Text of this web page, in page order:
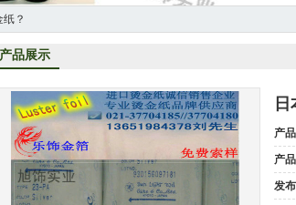
？
公司成为韩国ITW烫金纸华东区代理商
本东洋烫金纸TORAY烫金纸华东区总代理
公司成为德国库尔兹烫金纸一级代理商
OIKE烫金纸尾池烫金纸华东区总代理商
进口烫金纸专业供应商
业供应汽车中网烫金纸，汽车格栅烫金纸，汽车专用格式烫
产品展示
产
产
发